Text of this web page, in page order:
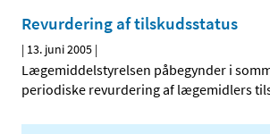
Revurdering af tilskudsstatus
| 13. juni 2005 |
Lægemiddelstyrelsen påbegynder i
periodiske revurdering af lægemidlers